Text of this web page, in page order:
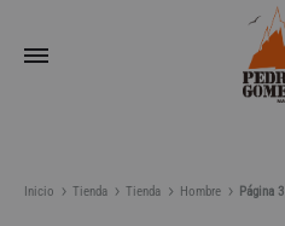
Inicio Tienda Tienda Hombre Página 3